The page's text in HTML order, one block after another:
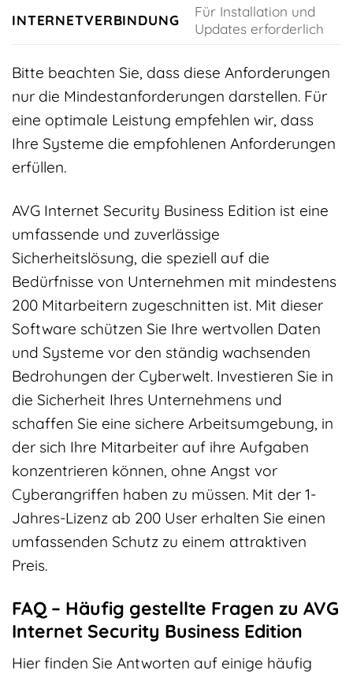
INTERNETVERBINDUNG
Für Installation und
Updates erforderlich
Bitte beachten Sie, dass diese Anforderungen
nur die Mindestanforderungen darstellen. Für
eine optimale Leistung empfehlen wir, dass
Ihre Systeme die empfohlenen Anforderungen
erfüllen.
AVG Internet Security Business Edition ist eine
umfassende und zuverlässige
Sicherheitslösung, die speziell auf die
Bedürfnisse von Unternehmen mit mindestens
200 Mitarbeitern zugeschnitten ist. Mit dieser
Software schützen Sie Ihre wertvollen Daten
und Systeme vor den ständig wachsenden
Bedrohungen der Cyberwelt. Investieren Sie in
die Sicherheit Ihres Unternehmens und
schaffen Sie eine sichere Arbeitsumgebung, in
der sich Ihre Mitarbeiter auf ihre Aufgaben
konzentrieren können, ohne Angst vor
Cyberangriffen haben zu müssen. Mit der 1-
Jahres-Lizenz ab 200 User erhalten Sie einen
umfassenden Schutz zu einem attraktiven
Preis.
FAQ – Häufig gestellte Fragen zu AVG
Internet Security Business Edition
Hier finden Sie Antworten auf einige häufig